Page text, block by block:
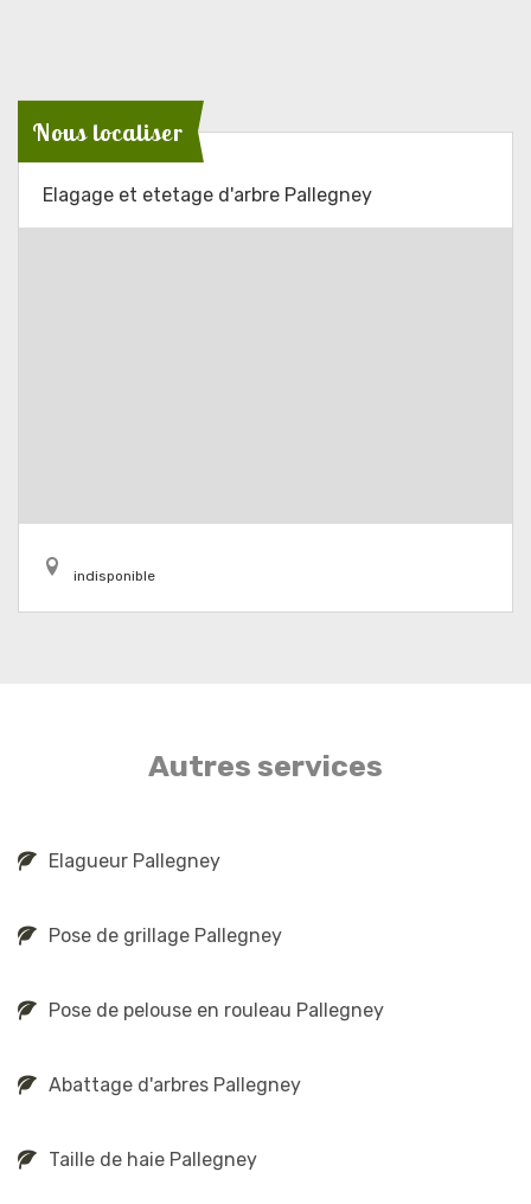
Nous localiser
Elagage et etetage d'arbre Pallegney
indisponible
Autres services
Elagueur Pallegney
Pose de grillage Pallegney
Pose de pelouse en rouleau Pallegney
Abattage d'arbres Pallegney
Taille de haie Pallegney